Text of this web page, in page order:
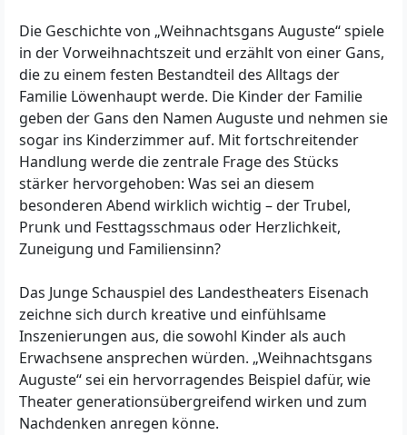
Die Geschichte von „Weihnachtsgans Auguste“ spiele
in der Vorweihnachtszeit und erzählt von einer Gans,
die zu einem festen Bestandteil des Alltags der
Familie Löwenhaupt werde. Die Kinder der Familie
geben der Gans den Namen Auguste und nehmen sie
sogar ins Kinderzimmer auf. Mit fortschreitender
Handlung werde die zentrale Frage des Stücks
stärker hervorgehoben: Was sei an diesem
besonderen Abend wirklich wichtig – der Trubel,
Prunk und Festtagsschmaus oder Herzlichkeit,
Zuneigung und Familiensinn?
Das Junge Schauspiel des Landestheaters Eisenach
zeichne sich durch kreative und einfühlsame
Inszenierungen aus, die sowohl Kinder als auch
Erwachsene ansprechen würden. „Weihnachtsgans
Auguste“ sei ein hervorragendes Beispiel dafür, wie
Theater generationsübergreifend wirken und zum
Nachdenken anregen könne.